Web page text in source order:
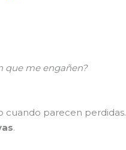
que me engañen?
cuando parecen perdidas.
.